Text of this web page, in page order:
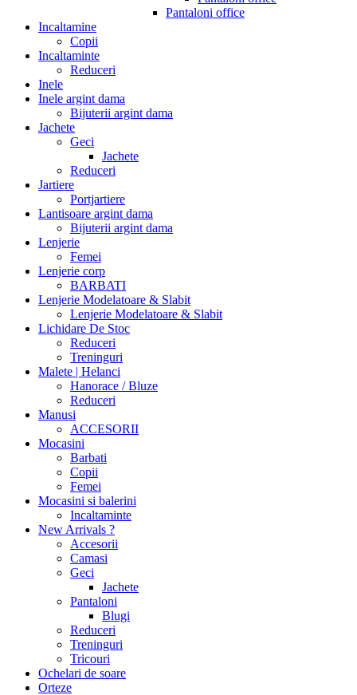
Pantaloni office
Incaltamine
Copii
Incaltaminte
Reduceri
Inele
Inele argint dama
Bijuterii argint dama
Jachete
Geci
Jachete
Reduceri
Jartiere
Portjartiere
Lantisoare argint dama
Bijuterii argint dama
Lenjerie
Femei
Lenjerie corp
BARBATI
Lenjerie Modelatoare & Slabit
Lenjerie Modelatoare & Slabit
Lichidare De Stoc
Reduceri
Treninguri
Malete | Helanci
Hanorace / Bluze
Reduceri
Manusi
ACCESORII
Mocasini
Barbati
Copii
Femei
Mocasini si balerini
Incaltaminte
New Arrivals ?
Accesorii
Camasi
Geci
Jachete
Pantaloni
Blugi
Reduceri
Treninguri
Tricouri
Ochelari de soare
Orteze